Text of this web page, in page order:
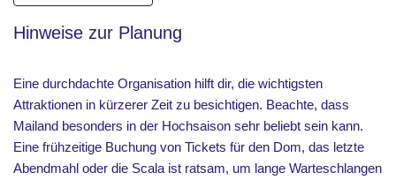
Hinweise zur Planung
Eine durchdachte Organisation hilft dir, die wichtigsten
Attraktionen in kürzerer Zeit zu besichtigen. Beachte, dass
Mailand besonders in der Hochsaison sehr beliebt sein kann.
Eine frühzeitige Buchung von Tickets für den Dom, das letzte
Abendmahl oder die Scala ist ratsam, um lange Warteschlangen